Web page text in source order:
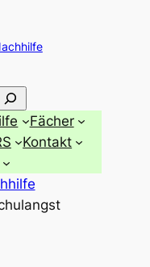
Fächer
Kontakt